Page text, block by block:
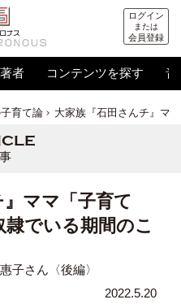
ログイン
または
会員登録
著者 コンテンツを探す 音
育て論 大家族『石田さんチ』マ
ママ「子育て
でいる期間のこ
子さん〈後編〉
2022.5.20